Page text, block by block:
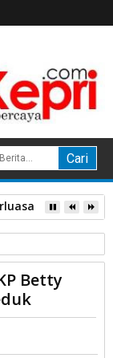
Kampung
PPK Sei
Betty